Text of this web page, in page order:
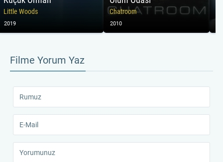
Little Woods
2019
Chatroom
2010
Filme Yorum Yaz